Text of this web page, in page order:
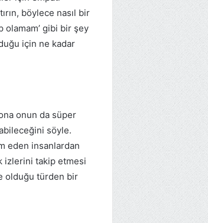
böylece nasıl bir
olamam’ gibi bir şey
için ne kadar
onun da süper
söyle.
eden insanlardan
izlerini takip etmesi
olduğu türden bir